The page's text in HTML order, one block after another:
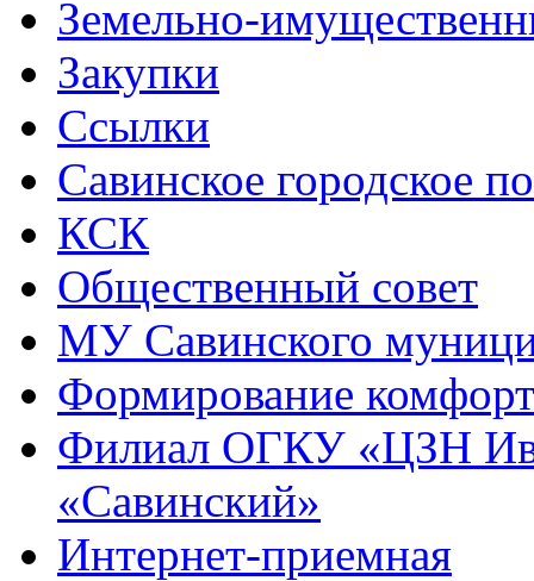
Земельно-
Закупки
Ссылки
Савинское городское
КСК
Общественный совет
МУ Савинского
Формирование
Филиал ОГКУ «ЦЗН
«Савинский»
Интернет-приемная